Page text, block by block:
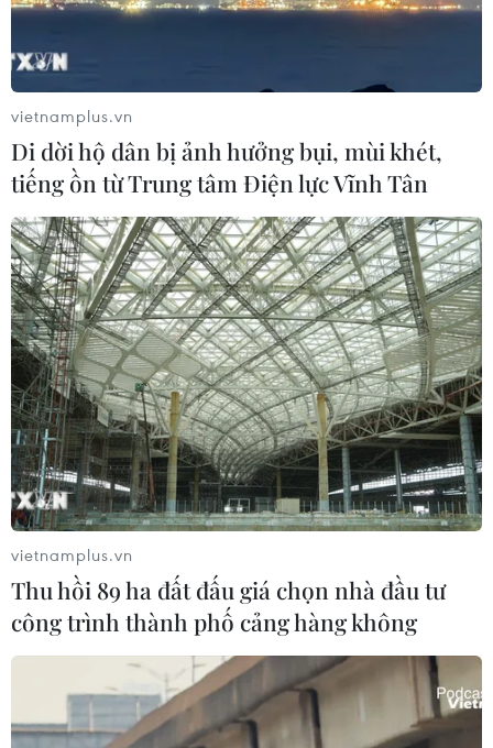
Áp dụng bài giảng trên truyền hình để bổ
trợ cho việc học trực tuyến
08/09/2021 23:38
Thống kê sơ bộ, TP.HCM thiếu khoảng 77.000 máy tính
để học trực tuyến, tại các địa phương vùng khó khăn,
khoảng 50-70% học sinh thiếu thiết bị học trực tuyến,
nhiều thôn bản không có mạng Internet...
vietnamplus.vn
Di dời hộ dân bị ảnh hưởng bụi, mùi khét,
tiếng ồn từ Trung tâm Điện lực Vĩnh Tân
vietnamplus.vn
Thu hồi 89 ha đất đấu giá chọn nhà đầu tư
công trình thành phố cảng hàng không